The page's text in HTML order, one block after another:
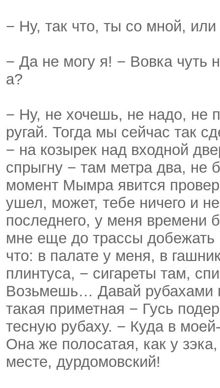
− Ну, так что, ты со мной, или
− Да не могу я! − Вовка чуть
а?
− Ну, не хочешь, не надо, не
ругай. Тогда мы сейчас так
− на козырек над входной
спрыгну − там метра два, не
момент Мымра явится
ушел, может, тебе ничего и
последнего, у меня времени
мне еще до трассы добежать
что: в палате у меня, в
плинтуса, − сигареты там,
Возьмешь… Давай рубахами
такая приметная − Гусь
тесную рубаху. − Куда в
Она же полосатая, как у
месте, дурдомовский!